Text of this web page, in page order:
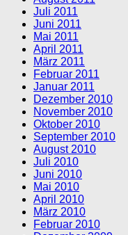
Juli 2011
Juni 2011
Mai 2011
April 2011
März 2011
Februar 2011
Januar 2011
Dezember 2010
November 2010
Oktober 2010
September 2010
August 2010
Juli 2010
Juni 2010
Mai 2010
April 2010
März 2010
Februar 2010